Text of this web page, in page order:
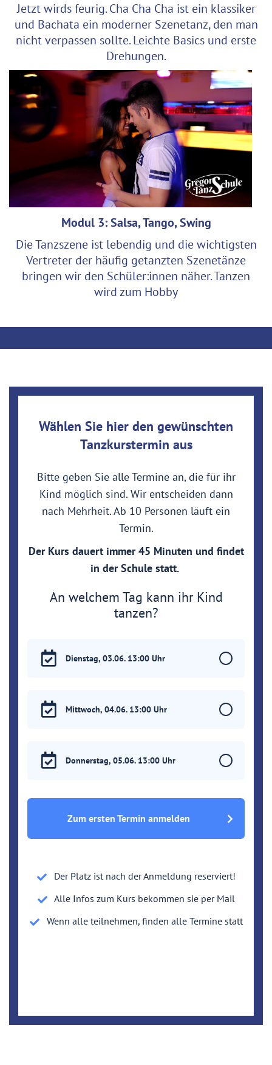
Jetzt wirds feurig. Cha Cha Cha ist ein klassiker
und Bachata ein moderner Szenetanz, den man
nicht verpassen sollte. Leichte Basics und erste
Drehungen.
Modul 3: Salsa, Tango, Swing
Die Tanzszene ist lebendig und die wichtigsten
Vertreter der häufig getanzten Szenetänze
bringen wir den Schüler:innen näher. Tanzen
wird zum Hobby
Wählen Sie hier den gewünschten
Tanzkurstermin aus
Bitte geben Sie alle Termine an, die für ihr
Kind möglich sind. Wir entscheiden dann
nach Mehrheit. Ab 10 Personen läuft ein
Termin.
Der Kurs dauert immer 45 Minuten und findet
in der Schule statt.
An welchem Tag kann ihr Kind
tanzen?
Dienstag, 03.06. 13:00 Uhr
Mittwoch, 04.06. 13:00 Uhr
Donnerstag, 05.06. 13:00 Uhr
Zum ersten Termin anmelden
Der Platz ist nach der Anmeldung reserviert!
Alle Infos zum Kurs bekommen sie per Mail
Wenn alle teilnehmen, finden alle Termine statt